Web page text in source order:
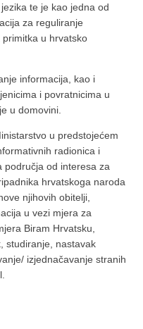
te je kao jedna od
za reguliranje
u hrvatsko
informacija, kao i
i povratnicima u
u domovini.
u predstojećem
radionica i
područja od interesa za
hrvatskoga naroda
njihovih obitelji,
u vezi mjera za
Biram Hrvatsku,
studiranje, nastavak
izjednačavanje stranih